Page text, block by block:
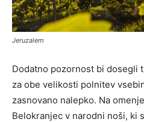
Jeruzalem
Dodatno pozornost bi dosegli
za obe velikosti polnitev
zasnovano nalepko. Na
Belokranjec v narodni noši, ki